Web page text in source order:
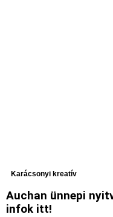
Karácsonyi kreatív
Auchan ünnepi
infok itt!